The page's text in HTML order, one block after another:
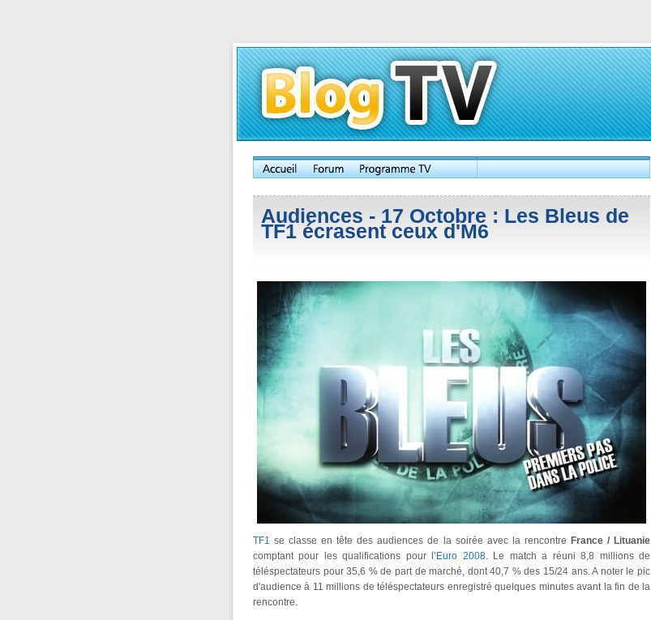
Audiences - 17 Octobre : Les Bleus de
TF1 écrasent ceux d'M6
TF1 se classe en tête des audiences de la soirée avec la rencontre France / Lituanie
comptant pour les qualifications pour l’Euro 2008. Le match a réuni 8,8 millions de
téléspectateurs pour 35,6 % de part de marché, dont 40,7 % des 15/24 ans. A noter le pic
d'audience à 11 millions de téléspectateurs enregistré quelques minutes avant la fin de la
rencontre.